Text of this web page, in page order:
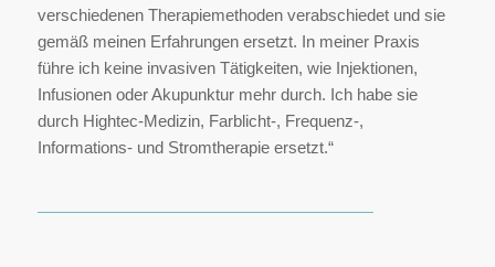
verschiedenen Therapiemethoden verabschiedet und sie
gemäß meinen Erfahrungen ersetzt. In meiner Praxis
führe ich keine invasiven Tätigkeiten, wie Injektionen,
Infusionen oder Akupunktur mehr durch. Ich habe sie
durch Hightec-Medizin, Farblicht-, Frequenz-,
Informations- und Stromtherapie ersetzt.“